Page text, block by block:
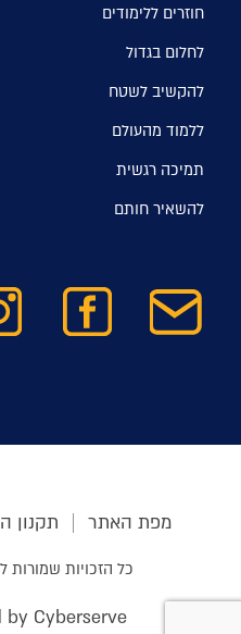
חוזרים ללימודים
לחלום בגדול
להקשיב לשטח
ללמוד מהעולם
תמיכה רגשית
להשאיר חותם
מפת האתר תקנון
כל הזכויות שמורות
by Cyberserve